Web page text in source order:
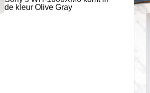
de kleur Olive Gray